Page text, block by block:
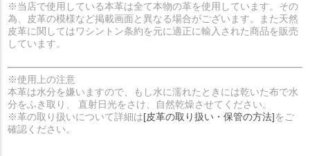
※当店で使用している本革は全て本物の革を使用しています。その
為、皮革の模様など掲載画面と異なる場合がございます。また天然
皮革に関してはワシントン条約を元に適正に輸入された商品を販売
しています。
※使用上の注意
本革は水分を嫌いますので、もし水に濡れたときには乾いた布で水
分をふき取り、 直射日光をさけ、自然乾燥させてください。
※革の取り扱いについて詳細は[皮革の取り扱い・保管の方法]をご
確認ください。